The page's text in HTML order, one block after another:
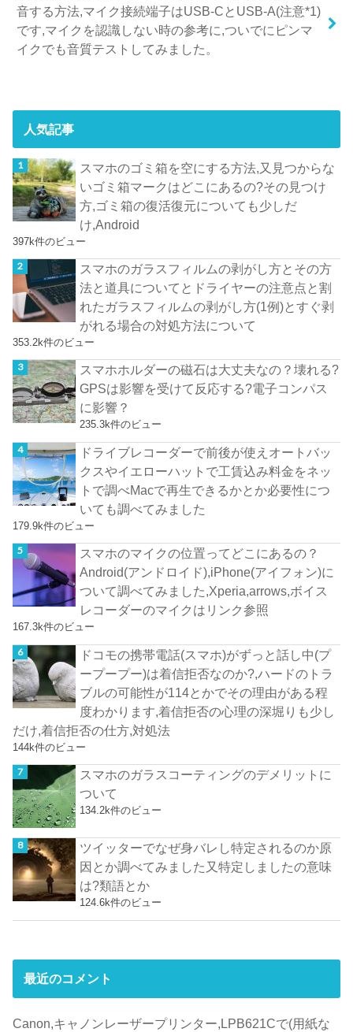
音する方法,マイク接続端子はUSB-CとUSB-A(注意*1)
です,マイクを認識しない時の参考に,ついでにピンマ
イクでも音質テストしてみました。
人気記事
スマホのゴミ箱を空にする方法,又見つからな
いゴミ箱マークはどこにあるの?その見つけ
方,ゴミ箱の復活復元についても少しだ
け,Android
397k件のビュー
スマホのガラスフィルムの剥がし方とその方
法と道具についてとドライヤーの注意点と割
れたガラスフィルムの剥がし方(1例)とすぐ剥
がれる場合の対処方法について
353.2k件のビュー
スマホホルダーの磁石は大丈夫なの？壊れる?
GPSは影響を受けて反応する?電子コンパス
に影響？
235.3k件のビュー
ドライブレコーダーで前後が使えオートバッ
クスやイエローハットで工賃込み料金をネッ
トで調べMacで再生できるかとか必要性につ
いても調べてみました
179.9k件のビュー
スマホのマイクの位置ってどこにあるの？
Android(アンドロイド),iPhone(アイフォン)に
ついて調べてみました,Xperia,arrows,ボイス
レコーダーのマイクはリンク参照
167.3k件のビュー
ドコモの携帯電話(スマホ)がずっと話し中(プ
ープープー)は着信拒否なのか?,ハードのトラ
ブルの可能性が114とかでその理由がある程
度わかります,着信拒否の心理の深堀りも少し
だけ,着信拒否の仕方,対処法
144k件のビュー
スマホのガラスコーティングのデメリットに
ついて
134.2k件のビュー
ツイッターでなぜ身バレし特定されるのか原
因とか調べてみました又特定しましたの意味
は?類語とか
124.6k件のビュー
最近のコメント
Canon,キャノンレーザープリンター,LPB621Cで(用紙な